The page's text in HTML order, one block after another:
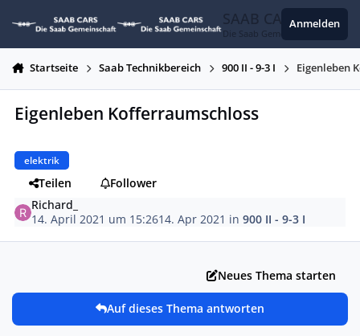
SAAB CARS
Die Saab Gemeinschaft
Anmelden
Startseite Saab Technikbereich 900 II - 9-3 I Eigenleben
Eigenleben Kofferraumschloss
elektrik
Teilen
Follower
Richard_
14. April 2021 um 15:2614. Apr 2021 in900 II - 9-3 I
Neues Thema starten
Auf dieses Thema antworten